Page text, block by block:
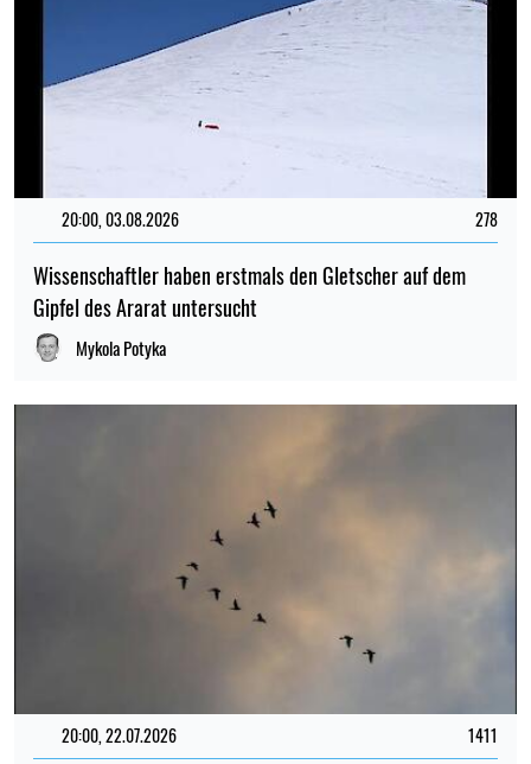
20:00, 03.08.2026 278
Wissenschaftler haben erstmals den Gletscher auf dem
Gipfel des Ararat untersucht
Mykola Potyka
20:00, 22.07.2026 1411